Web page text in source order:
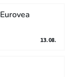
13.08.